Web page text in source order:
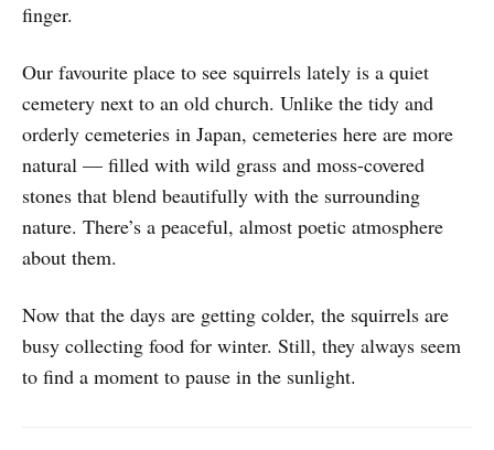
finger.
Our favourite place to see squirrels lately is a quiet
cemetery next to an old church. Unlike the tidy and
orderly cemeteries in Japan, cemeteries here are more
natural — filled with wild grass and moss-covered
stones that blend beautifully with the surrounding
nature. There’s a peaceful, almost poetic atmosphere
about them.
Now that the days are getting colder, the squirrels are
busy collecting food for winter. Still, they always seem
to find a moment to pause in the sunlight.